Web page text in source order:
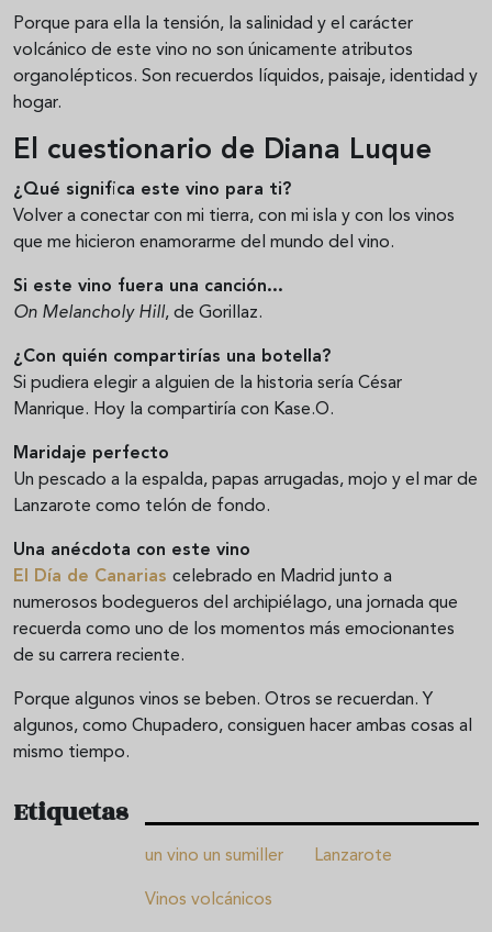
Porque para ella la tensión, la salinidad y el carácter
volcánico de este vino no son únicamente atributos
organolépticos. Son recuerdos líquidos, paisaje, identidad y
hogar.
El cuestionario de Diana Luque
¿Qué significa este vino para ti?
Volver a conectar con mi tierra, con mi isla y con los vinos
que me hicieron enamorarme del mundo del vino.
Si este vino fuera una canción...
On Melancholy Hill, de Gorillaz.
¿Con quién compartirías una botella?
Si pudiera elegir a alguien de la historia sería César
Manrique. Hoy la compartiría con Kase.O.
Maridaje perfecto
Un pescado a la espalda, papas arrugadas, mojo y el mar de
Lanzarote como telón de fondo.
Una anécdota con este vino
El Día de Canarias celebrado en Madrid junto a
numerosos bodegueros del archipiélago, una jornada que
recuerda como uno de los momentos más emocionantes
de su carrera reciente.
Porque algunos vinos se beben. Otros se recuerdan. Y
algunos, como Chupadero, consiguen hacer ambas cosas al
mismo tiempo.
Etiquetas
un vino un sumiller Lanzarote
Vinos volcánicos